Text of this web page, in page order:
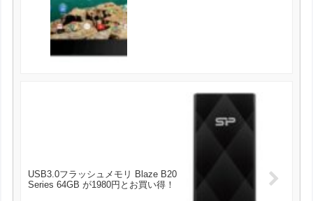
USB3.0フラッシュメモリ Blaze B20
Series 64GB が1980円とお買い得！